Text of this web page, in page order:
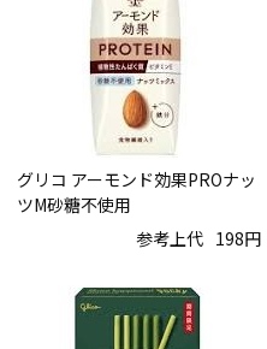
グリコ アーモンド効果PROナッ
ツM砂糖不使用
参考上代 198円